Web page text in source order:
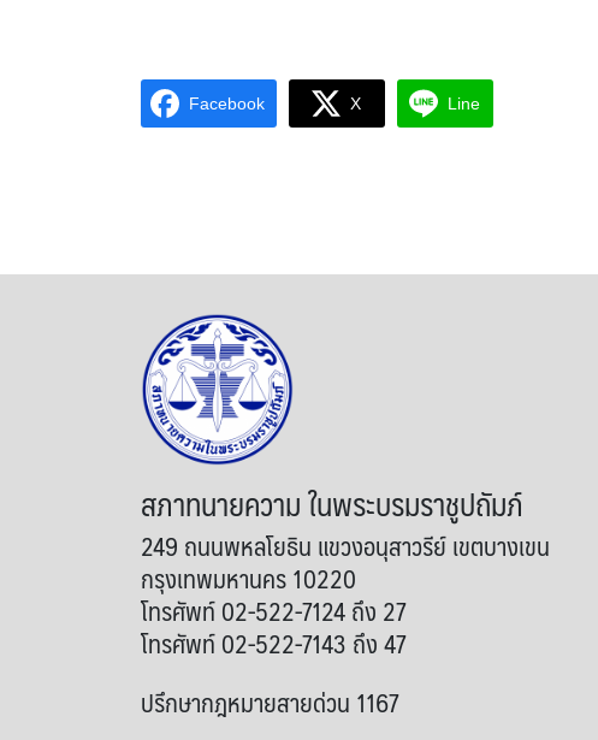
Facebook X Line
สภาทนายความ ในพระบรมราชูปถัมภ์
249 ถนนพหลโยธิน แขวงอนุสาวรีย์ เขตบางเขน
กรุงเทพมหานคร 10220
โทรศัพท์ 02-522-7124 ถึง 27
โทรศัพท์ 02-522-7143 ถึง 47
ปรึกษากฎหมายสายด่วน 1167